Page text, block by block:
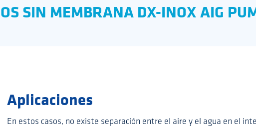
SIN MEMBRANA DX-INOX AIG
Aplicaciones
En estos casos, no existe separación entre el aire y el agua en el